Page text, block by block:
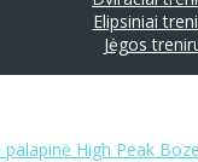
Elipsiniai
Jėgos
palapinė High Peak